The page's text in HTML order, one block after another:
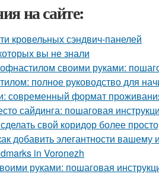
на сайте:
кровельных сэндвич-панелей
вы не знали
своими руками:
полное руководство для
современный формат
сайдинга: пошаговая
свой коридор более
добавить элегантности вашему
in Voronezh
руками: пошаговая